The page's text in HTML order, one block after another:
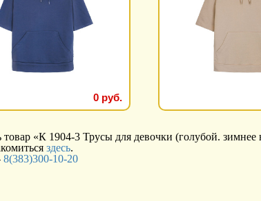
0 руб.
«К 1904-3 Трусы для девочки (голубой.
здесь.
8(383)300-10-20